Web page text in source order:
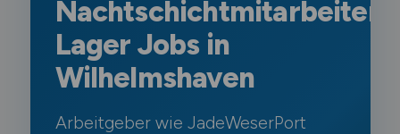
Nachtschichtmitarbeiter
Lager Jobs in
Wilhelmshaven
Arbeitgeber wie JadeWeserPort